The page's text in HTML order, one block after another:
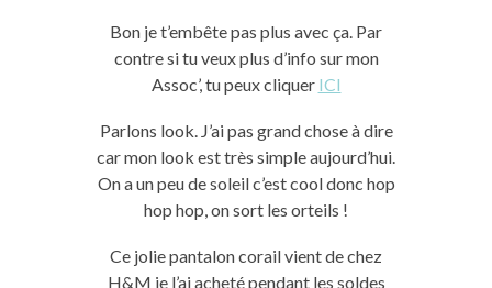
Bon je t’embête pas plus avec ça. Par
contre si tu veux plus d’info sur mon
Assoc’, tu peux cliquer ICI
Parlons look. J’ai pas grand chose à dire
car mon look est très simple aujourd’hui.
On a un peu de soleil c’est cool donc hop
hop hop, on sort les orteils !
Ce jolie pantalon corail vient de chez
H&M je l’ai acheté pendant les soldes